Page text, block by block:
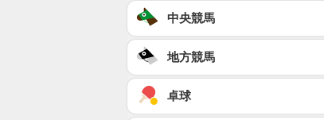
中央競馬
地方競馬
卓球